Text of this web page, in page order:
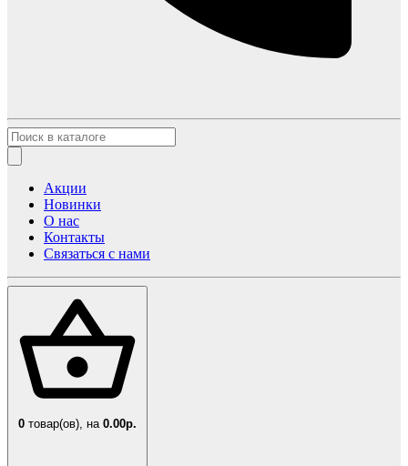
Акции
Новинки
О нас
Контакты
Связаться с нами
0 товар(ов), на 0.00р.